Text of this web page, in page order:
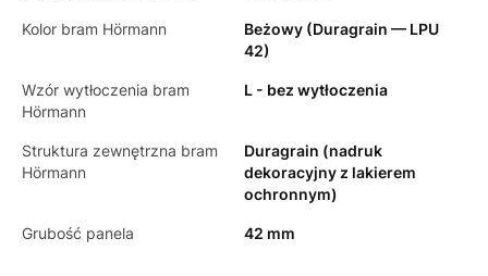
Kolor bram Hörmann
Beżowy (Duragrain — LPU
42)
Wzór wytłoczenia bram
Hörmann
L - bez wytłoczenia
Struktura zewnętrzna bram
Hörmann
Duragrain (nadruk
dekoracyjny z lakierem
ochronnym)
Grubość panela 42 mm